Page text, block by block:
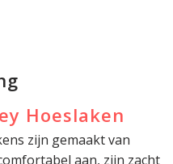
Hoeslaken
zijn gemaakt van
aan, zijn zacht